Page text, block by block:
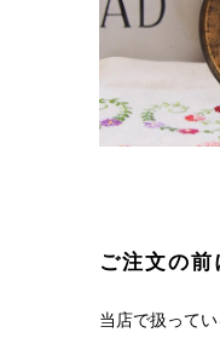
ご注文の前
当店で扱って